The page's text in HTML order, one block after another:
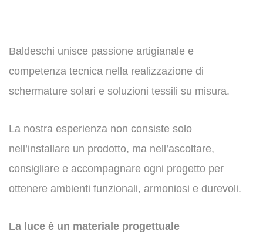
Baldeschi unisce passione artigianale e
competenza tecnica nella realizzazione di
schermature solari e soluzioni tessili su misura.
La nostra esperienza non consiste solo
nell’installare un prodotto, ma nell’ascoltare,
consigliare e accompagnare ogni progetto per
ottenere ambienti funzionali, armoniosi e durevoli.
La luce è un materiale progettuale